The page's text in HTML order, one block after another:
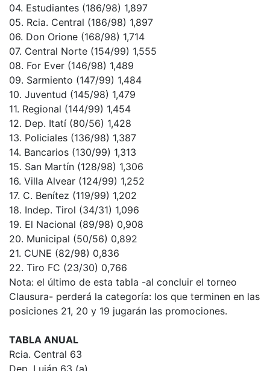
04. Estudiantes (186/98) 1,897
05. Rcia. Central (186/98) 1,897
06. Don Orione (168/98) 1,714
07. Central Norte (154/99) 1,555
08. For Ever (146/98) 1,489
09. Sarmiento (147/99) 1,484
10. Juventud (145/98) 1,479
11. Regional (144/99) 1,454
12. Dep. Itatí (80/56) 1,428
13. Policiales (136/98) 1,387
14. Bancarios (130/99) 1,313
15. San Martín (128/98) 1,306
16. Villa Alvear (124/99) 1,252
17. C. Benítez (119/99) 1,202
18. Indep. Tirol (34/31) 1,096
19. El Nacional (89/98) 0,908
20. Municipal (50/56) 0,892
21. CUNE (82/98) 0,836
22. Tiro FC (23/30) 0,766
Nota: el último de esta tabla -al concluir el torneo
Clausura- perderá la categoría: los que terminen en las
posiciones 21, 20 y 19 jugarán las promociones.
TABLA ANUAL
Rcia. Central 63
Dep. Luján 63 (a)